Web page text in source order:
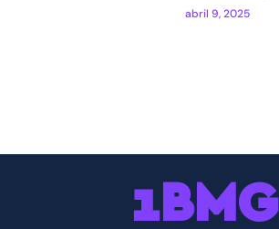
abril 9, 2025
1BMG